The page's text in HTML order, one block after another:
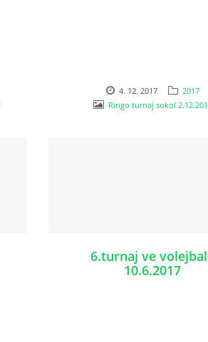
4. 12. 2017
2017
Ringo turnaj sokol
6.turnaj ve
10.6.2017